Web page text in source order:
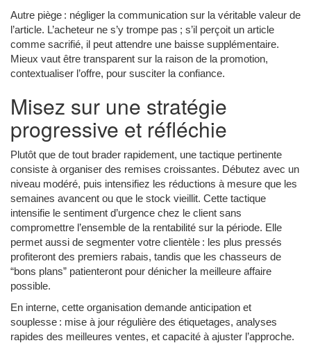
Autre piège : négliger la communication sur la véritable valeur de
l’article. L’acheteur ne s’y trompe pas ; s’il perçoit un article
comme sacrifié, il peut attendre une baisse supplémentaire.
Mieux vaut être transparent sur la raison de la promotion,
contextualiser l’offre, pour susciter la confiance.
Misez sur une stratégie
progressive et réfléchie
Plutôt que de tout brader rapidement, une tactique pertinente
consiste à organiser des remises croissantes. Débutez avec un
niveau modéré, puis intensifiez les réductions à mesure que les
semaines avancent ou que le stock vieillit. Cette tactique
intensifie le sentiment d’urgence chez le client sans
compromettre l’ensemble de la rentabilité sur la période. Elle
permet aussi de segmenter votre clientèle : les plus pressés
profiteront des premiers rabais, tandis que les chasseurs de
“bons plans” patienteront pour dénicher la meilleure affaire
possible.
En interne, cette organisation demande anticipation et
souplesse : mise à jour régulière des étiquetages, analyses
rapides des meilleures ventes, et capacité à ajuster l’approche.